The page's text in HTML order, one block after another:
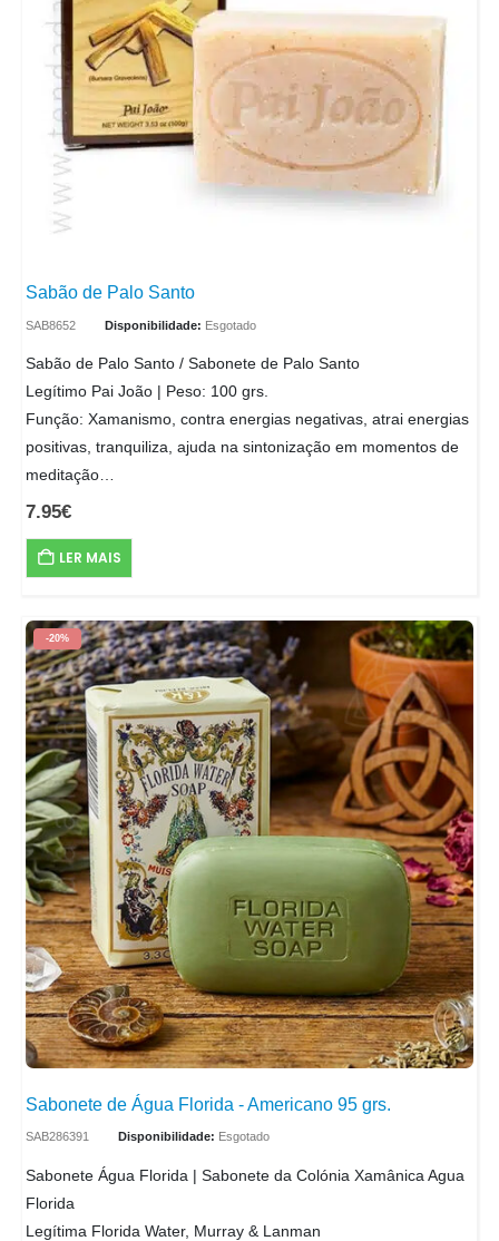
Sabão de Palo Santo
SAB8652 Disponibilidade: Esgotado
Sabão de Palo Santo / Sabonete de Palo Santo
Legítimo Pai João | Peso: 100 grs.
Função: Xamanismo, contra energias negativas, atrai energias
positivas, tranquiliza, ajuda na sintonização em momentos de
meditação…
7.95€
LER MAIS
-20%
Sabonete de Água Florida - Americano 95 grs.
SAB286391 Disponibilidade: Esgotado
Sabonete Água Florida | Sabonete da Colónia Xamânica Agua
Florida
Legítima Florida Water, Murray & Lanman